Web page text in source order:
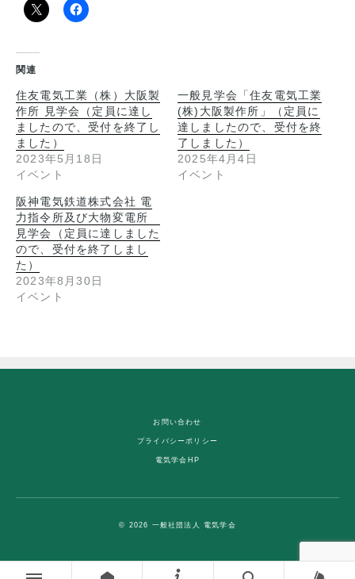
関連
住友電気工業（株）大阪製
作所 見学会（定員に達し
ましたので、受付を終了し
ました）
2023年5月18日
イベント
一般見学会「住友電気工業
(株)大阪製作所」（定員に
達しましたので、受付を終
了しました）
2025年4月4日
イベント
阪神電気鉄道株式会社 電
力指令所及び大物変電所
見学会（定員に達しました
ので、受付を終了しまし
た）
2023年8月30日
イベント
お問い合わせ
プライバシーポリシー
電気学会HP
© 2026 一般社団法人 電気学会